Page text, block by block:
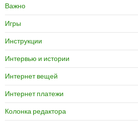
Важно
Игры
Инструкции
Интервью и истории
Интернет вещей
Интернет платежи
Колонка редактора